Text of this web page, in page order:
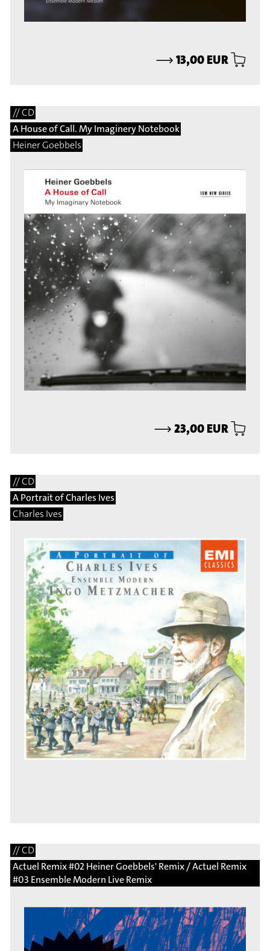
⟶13,00 EUR
// CD
A House of Call. My Imaginery Notebook
Heiner Goebbels
⟶23,00 EUR
// CD
A Portrait of Charles Ives
Charles Ives
// CD
Actuel Remix #02 Heiner Goebbels' Remix / Actuel Remix
#03 Ensemble Modern Live Remix